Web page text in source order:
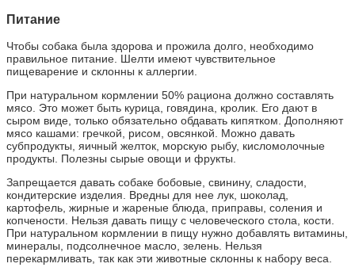
Питание
Чтобы собака была здорова и прожила долго, необходимо
правильное питание. Шелти имеют чувствительное
пищеварение и склонны к аллергии.
При натуральном кормлении 50% рациона должно составлять
мясо. Это может быть курица, говядина, кролик. Его дают в
сыром виде, только обязательно обдавать кипятком. Дополняют
мясо кашами: гречкой, рисом, овсянкой. Можно давать
субпродукты, яичный желток, морскую рыбу, кисломолочные
продукты. Полезны сырые овощи и фрукты.
Запрещается давать собаке бобовые, свинину, сладости,
кондитерские изделия. Вредны для нее лук, шоколад,
картофель, жирные и жареные блюда, приправы, соления и
копчености. Нельзя давать пищу с человеческого стола, кости.
При натуральном кормлении в пищу нужно добавлять витамины,
минералы, подсолнечное масло, зелень. Нельзя
перекармливать, так как эти животные склонны к набору веса.